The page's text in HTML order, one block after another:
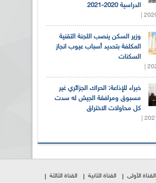
الدراسية 2020-2021
وزير السكن ينصب اللجنة التقنية
المكلفة بتحديد أسباب عيوب انجاز
السكنات
خبراء للإذاعة: الحراك الجزائري غير
مسبوق ومرافقة الجيش له سدت
كل محاولات الاختراق
القناة الأولى القناة الثانية القناة الثالثة